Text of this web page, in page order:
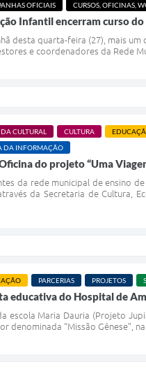
OFICIAIS CURSOS, OFICINAS,
Infantil encerram curso
desta quarta-feira (27), mais
e coordenadores da Rede
CULTURAL CULTURA
DA INFORMAÇÃO
do projeto “Uma
da rede municipal de ensino
da Secretaria de Cultura,
PARCERIAS PROJETOS
educativa do Hospital de
escola Maria Dauria (Projeto
denominada “Missão Gênese”,